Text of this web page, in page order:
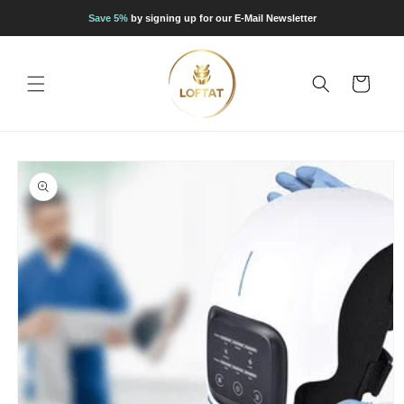
Inhalt
Save 5%by signing up for our E-Mail Newsletter
Warenkorb